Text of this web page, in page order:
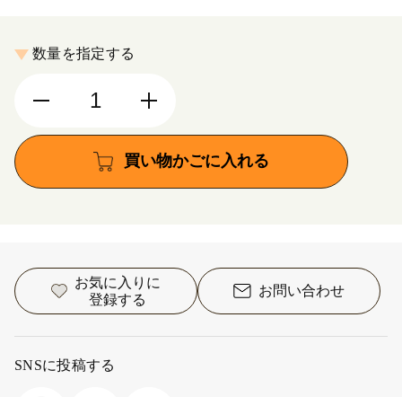
数量を指定する
買い物かごに入れる
お気に入りに
登録する
お問い合わせ
SNSに投稿する